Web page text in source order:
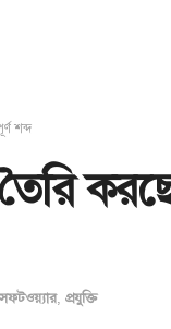
শব্দ
তৈরি
, প্রযুক্তি